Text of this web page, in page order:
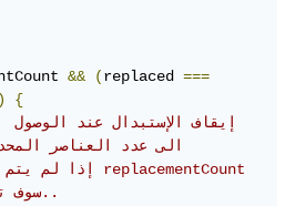
&& (replaced ===
)
{
//
الى عدد العناصر
سوف تستمر الدالة بالبحث..